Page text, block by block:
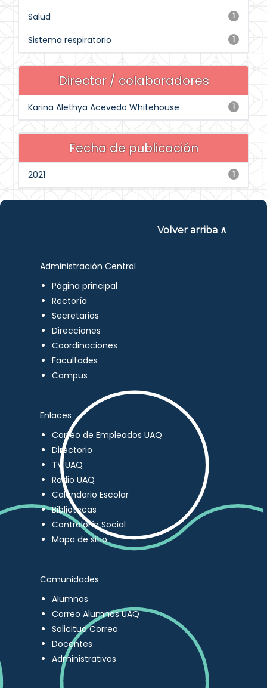
1
Salud
1
Sistema respiratorio
Director / colaboradores
1
Karina Alethya Acevedo Whitehouse
Fecha de publicación
1
2021
Volver arriba ∧
Administración Central
Página principal
Rectoría
Secretarios
Direcciones
Coordinaciones
Facultades
Campus
Enlaces
Correo de Empleados UAQ
Directorio
TV UAQ
Radio UAQ
Calendario Escolar
Bibliotecas
Contraloría Social
Mapa de sitio
Comunidades
Alumnos
Correo Alumnos UAQ
Solicitud Correo
Docentes
Administrativos